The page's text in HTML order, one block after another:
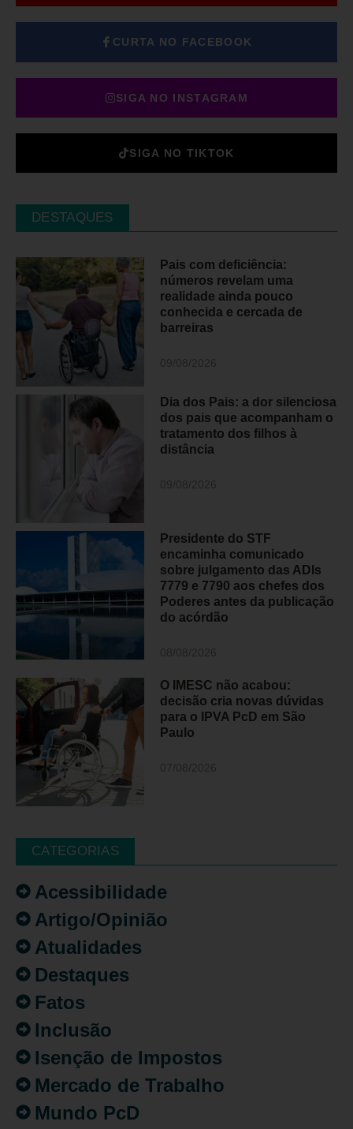
CURTA NO FACEBOOK
SIGA NO INSTAGRAM
SIGA NO TIKTOK
DESTAQUES
Pais com deficiência:
números revelam uma
realidade ainda pouco
conhecida e cercada de
barreiras
Dia dos Pais: a dor silenciosa
dos pais que acompanham o
tratamento dos filhos à
distância
Presidente do STF
encaminha comunicado
sobre julgamento das ADIs
7779 e 7790 aos chefes dos
Poderes antes da publicação
do acórdão
O IMESC não acabou:
decisão cria novas dúvidas
para o IPVA PcD em São
Paulo
CATEGORIAS
Acessibilidade
Artigo/Opinião
Atualidades
Destaques
Fatos
Inclusão
Isenção de Impostos
Mercado de Trabalho
Mundo PcD